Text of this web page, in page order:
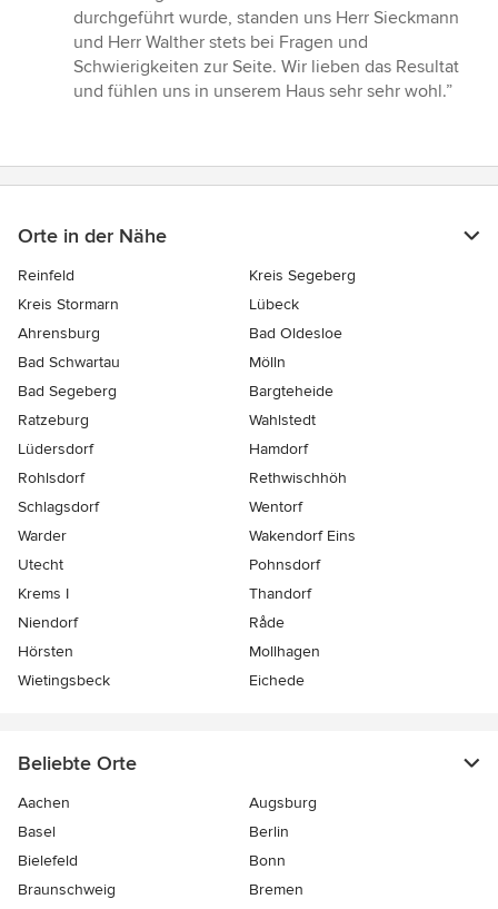
durchgeführt wurde, standen uns Herr Sieckmann
und Herr Walther stets bei Fragen und
Schwierigkeiten zur Seite. Wir lieben das Resultat
und fühlen uns in unserem Haus sehr sehr wohl.”
Orte in der Nähe
Reinfeld
Kreis Segeberg
Kreis Stormarn
Lübeck
Ahrensburg
Bad Oldesloe
Bad Schwartau
Mölln
Bad Segeberg
Bargteheide
Ratzeburg
Wahlstedt
Lüdersdorf
Hamdorf
Rohlsdorf
Rethwischhöh
Schlagsdorf
Wentorf
Warder
Wakendorf Eins
Utecht
Pohnsdorf
Krems I
Thandorf
Niendorf
Råde
Hörsten
Mollhagen
Wietingsbeck
Eichede
Beliebte Orte
Aachen
Augsburg
Basel
Berlin
Bielefeld
Bonn
Braunschweig
Bremen